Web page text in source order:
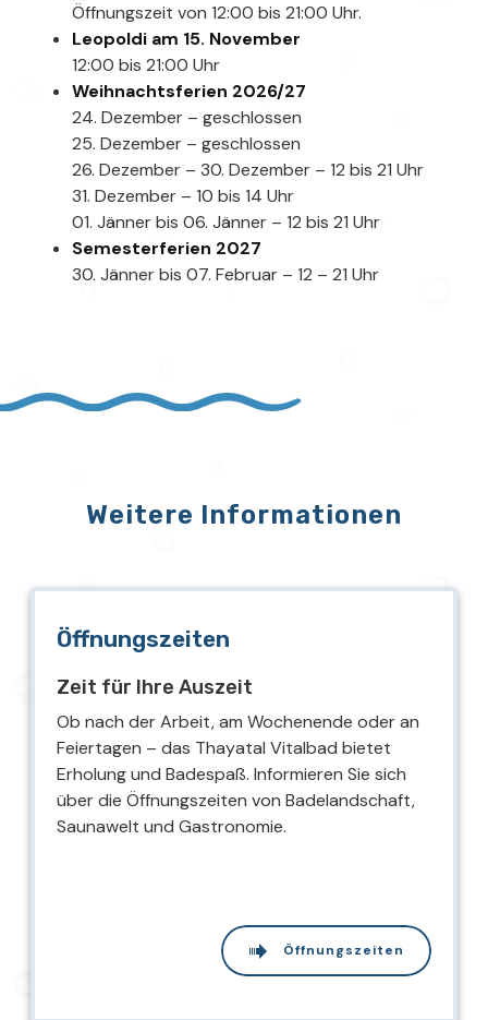
Öffnungszeit von 12:00 bis 21:00 Uhr.
Leopoldi am 15. November
12:00 bis 21:00 Uhr
Weihnachtsferien 2026/27
24. Dezember – geschlossen
25. Dezember – geschlossen
26. Dezember – 30. Dezember – 12 bis 21 Uhr
31. Dezember – 10 bis 14 Uhr
01. Jänner bis 06. Jänner – 12 bis 21 Uhr
Semesterferien 2027
30. Jänner bis 07. Februar – 12 – 21 Uhr
Weitere Informationen
Öffnungszeiten
Zeit für Ihre Auszeit
Ob nach der Arbeit, am Wochenende oder an
Feiertagen – das Thayatal Vitalbad bietet
Erholung und Badespaß. Informieren Sie sich
über die Öffnungszeiten von Badelandschaft,
Saunawelt und Gastronomie.
Öffnungszeiten